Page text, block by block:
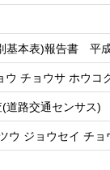
基本表)報告書 平
ウ チョウサ ホウコ
道路交通センサス)
ウ ジョウセイ チ